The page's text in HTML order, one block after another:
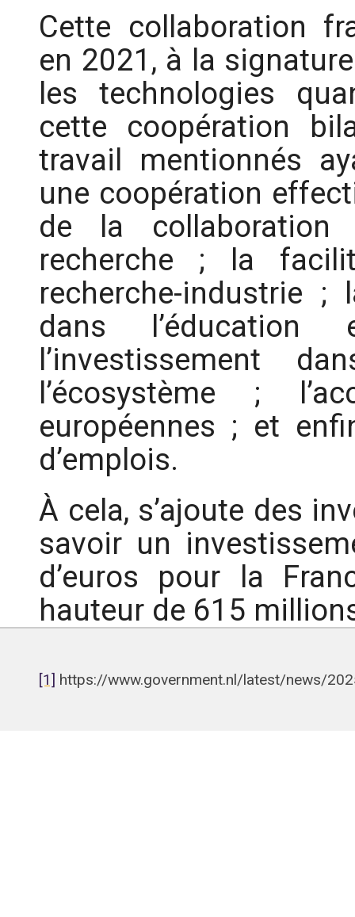
Cette collaboration
en 2021, à la
les technologies
cette coopération
travail mentionnés
une coopération
de la
recherche ; la
recherche-industrie
dans
l’investissement
l’écosystème ;
européennes ; et
d’emplois.
À cela, s’ajoute des
savoir un
d’euros pour la
hauteur de 615
[1] https://www.government.nl/latest/news/